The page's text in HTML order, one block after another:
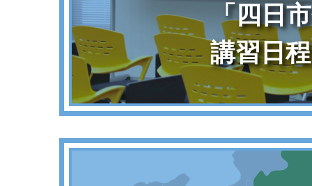
「四日
講習日